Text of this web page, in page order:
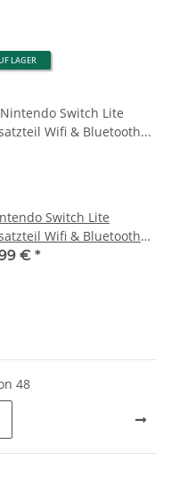
LAGER
Switch Lite
Wifi & Bluetooth
Set
€ *
48